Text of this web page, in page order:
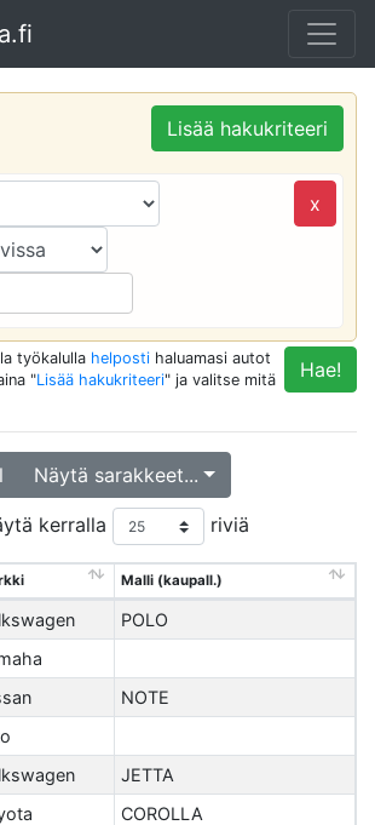
Lisää hakukriteeri
x
Hae!
työkalulla helposti haluamasi autot
"Lisää hakukriteeri" ja valitse mitä
Näytä sarakkeet...
kerralla riviä
Malli (kaupall.)
POLO
NOTE
JETTA
COROLLA